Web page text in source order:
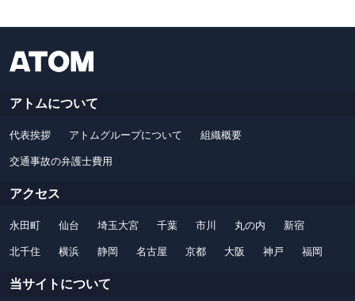
アトムについて
代表挨拶 アトムグループについて 組織概要
交通事故の弁護士費用
アクセス
永田町 仙台 埼玉大宮 千葉 市川 丸の内 新宿
北千住 横浜 静岡 名古屋 京都 大阪 神戸 福岡
当サイトについて